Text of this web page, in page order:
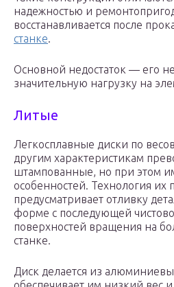
надежностью и
восстанавливается после
станке.
Основной недостаток — его
значительную нагрузку на
Литые
Легкосплавные диски по
другим характеристикам
штампованные, но при этом
особенностей. Технология их
предусматривает отливку
форме с последующей
поверхностей вращения на
станке.
Диск делается из